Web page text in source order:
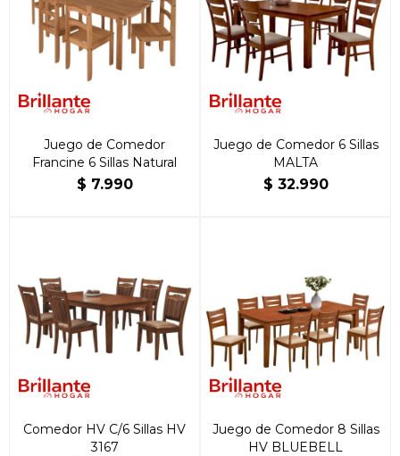
Juego de Comedor
Francine 6 Sillas Natural
$ 7.990
Juego de Comedor 6 Sillas
MALTA
$ 32.990
Comedor HV C/6 Sillas HV
3167
Juego de Comedor 8 Sillas
HV BLUEBELL